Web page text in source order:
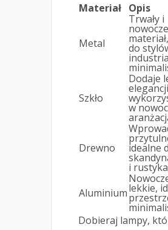
Materiał Opis
Metal
Trwały i
do
Szkło
Dodaje
w
Drewno idealne
i
Aluminiumlekkie,
Dobieraj lampy,